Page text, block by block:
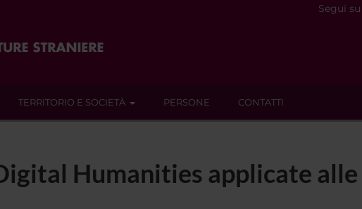
Segui su
TERRITORIO E SOCIETÀ PERSONE CONTATTI
Humanities applicate alle